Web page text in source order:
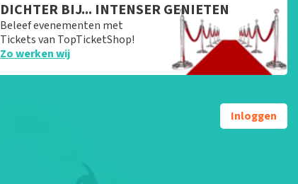
DICHTER BIJ... INTENSER GENIETEN
Beleef evenementen met
Tickets van TopTicketShop!
Zo werken wij
Inloggen